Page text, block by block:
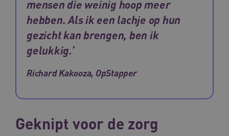
mensen die weinig hoop meer
hebben. Als ik een lachje op hun
gezicht kan brengen, ben ik
gelukkig.’
Richard Kakooza, OpStapper
Geknipt voor de zorg
UMB_SESSION
www.waardigheidentrots.nl
BCSessionID
__Secure-ROLLOUT_TOKEN .youtube.com